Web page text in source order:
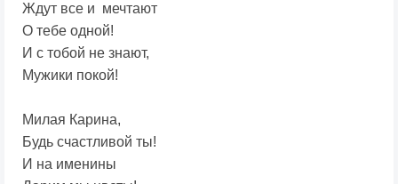
Ждут все и мечтают
О тебе одной!
И с тобой не знают,
Мужики покой!
Милая Карина,
Будь счастливой ты!
И на именины